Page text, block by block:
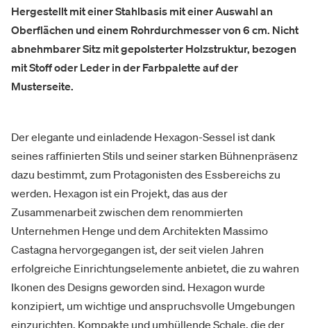
Hergestellt mit einer Stahlbasis mit einer Auswahl an
Oberflächen und einem Rohrdurchmesser von 6 cm. Nicht
abnehmbarer Sitz mit gepolsterter Holzstruktur, bezogen
mit Stoff oder Leder in der Farbpalette auf der
Musterseite.
Der elegante und einladende Hexagon-Sessel ist dank
seines raffinierten Stils und seiner starken Bühnenpräsenz
dazu bestimmt, zum Protagonisten des Essbereichs zu
werden. Hexagon ist ein Projekt, das aus der
Zusammenarbeit zwischen dem renommierten
Unternehmen Henge und dem Architekten Massimo
Castagna hervorgegangen ist, der seit vielen Jahren
erfolgreiche Einrichtungselemente anbietet, die zu wahren
Ikonen des Designs geworden sind. Hexagon wurde
konzipiert, um wichtige und anspruchsvolle Umgebungen
einzurichten. Kompakte und umhüllende Schale, die der